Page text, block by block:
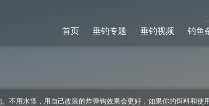
首页 垂钓专题 垂钓视频 钓鱼
不用水怪，用自己改装的炸弹钩效果会更好，如果你的饵料和